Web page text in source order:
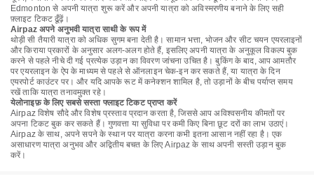
Edmonton से अपनी यात्रा शुरू करें और अपनी यात्रा को अविस्मरणीय बनाने के लिए सही
फ़्लाइट टिकट ढूँढ़ें।
Airpaz अपने अनुभवी यात्रा साथी के रूप में
थोड़ी सी तैयारी यात्रा को अधिक सुगम बना देती है। सामान भत्ता, भोजन और सीट चयन एयरलाइनों
और किराया प्रकारों के अनुसार अलग-अलग होते हैं, इसलिए अपनी यात्रा के अनुकूल विकल्प बुक
करने से पहले नीचे दी गई प्रत्येक उड़ान का विवरण जांचना उचित है। बुकिंग के बाद, आप आमतौर
पर एयरलाइन के ऐप के माध्यम से पहले से ऑनलाइन चेक-इन कर सकते हैं, या यात्रा के दिन
एयरपोर्ट काउंटर पर। और यदि आपके रूट में कनेक्शन शामिल है, तो उड़ानों के बीच पर्याप्त समय
रखें ताकि यात्रा तनावमुक्त रहे।
येलोनाइफ़ के लिए सबसे सस्ता फ्लाइट टिकट प्राप्त करें
Airpaz विशेष सौदे और विशेष प्रस्ताव प्रदान करता है, जिससे आप अविश्वसनीय कीमतों पर
अपना टिकट बुक कर सकते हैं। गुणवत्ता या सुविधा पर कमी किए बिना छूट दरों का लाभ उठाएं।
Airpaz के साथ, अपने सपने के स्थान पर यात्रा करना कभी इतना आसान नहीं रहा है। एक
असाधारण यात्रा अनुभव और अद्वितीय बचत के लिए Airpaz के साथ अपनी सस्ती उड़ान बुक
करें।